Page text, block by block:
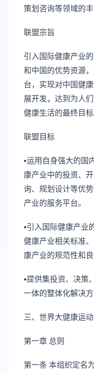
策划咨询等领域的
联盟宗旨
引入国际健康产业
和中国的优势资源
台，实现对中国健
展开发，达到为人
健康生活的最终目标
联盟目标
▪运用自身强大的国
康产业中的投资、
询、规划设计等优
产业的服务平台。
▪引入国际健康产业
健康产业相关标准
康产业的规范性和良
▪提供集投资、决策
一体的整体化解决方
三、世界大健康运
第一章 总则
第一条 本组织定名